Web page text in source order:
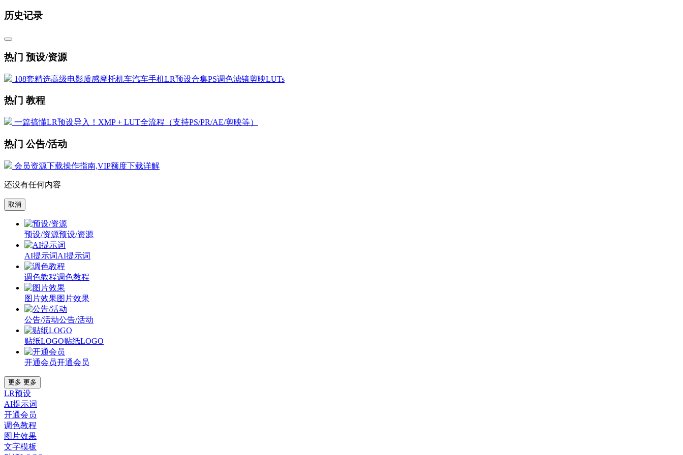
历史记录
热门 预设/资源
108套精选高级电影质感摩托机车汽车手机LR预设合集PS调色滤镜剪映LUTs
热门 教程
一篇搞懂LR预设导入！XMP + LUT全流程（支持PS/PR/AE/剪映等）
热门 公告/活动
会员资源下载操作指南,VIP额度下载详解
还没有任何内容
取消
预设/资源预设/资源
AI提示词AI提示词
调色教程调色教程
图片效果图片效果
公告/活动公告/活动
贴纸LOGO贴纸LOGO
开通会员开通会员
更多 更多
LR预设
AI提示词
开通会员
调色教程
图片效果
文字模板